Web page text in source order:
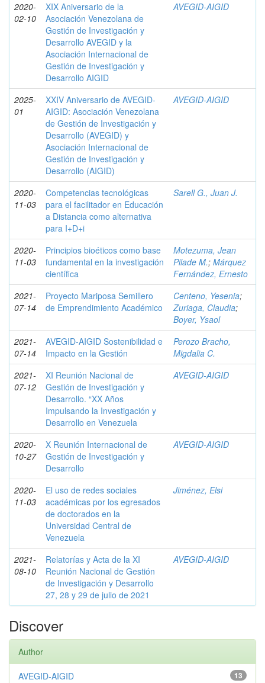
2020-
02-10
XIX Aniversario de la
Asociación Venezolana de
Gestión de Investigación y
Desarrollo AVEGID y la
Asociación Internacional de
Gestión de Investigación y
Desarrollo AIGID
AVEGID-AIGID
2025-
01
XXIV Aniversario de AVEGID-
AIGID: Asociación Venezolana
de Gestión de Investigación y
Desarrollo (AVEGID) y
Asociación Internacional de
Gestión de Investigación y
Desarrollo (AIGID)
AVEGID-AIGID
2020-
11-03
Competencias tecnológicas
para el facilitador en Educación
a Distancia como alternativa
para I+D+i
Sarell G., Juan J.
2020-
11-03
Principios bioéticos como base
fundamental en la investigación
científica
Motezuma, Jean
Pilade M.; Márquez
Fernández, Ernesto
2021-
07-14
Proyecto Mariposa Semillero
de Emprendimiento Académico
Centeno, Yesenia;
Zuriaga, Claudia;
Boyer, Ysaol
2021-
07-14
AVEGID-AIGID Sostenibilidad e
Impacto en la Gestión
Perozo Bracho,
Migdalia C.
2021-
07-12
XI Reunión Nacional de
Gestión de Investigación y
Desarrollo. “XX Años
Impulsando la Investigación y
Desarrollo en Venezuela
AVEGID-AIGID
2020-
10-27
X Reunión Internacional de
Gestión de Investigación y
Desarrollo
AVEGID-AIGID
2020-
11-03
El uso de redes sociales
académicas por los egresados
de doctorados en la
Universidad Central de
Venezuela
Jiménez, Elsi
2021-
08-10
Relatorías y Acta de la XI
Reunión Nacional de Gestión
de Investigación y Desarrollo
27, 28 y 29 de julio de 2021
AVEGID-AIGID
Discover
Author
13
AVEGID-AIGID